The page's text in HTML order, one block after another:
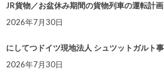
JR貨物／お盆休み期間の貨物列車の運転計
2026年7月30日
にしてつドイツ現地法人 シュツットガルト
2026年7月30日